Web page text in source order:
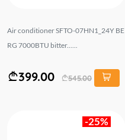
Air conditioner SFTO-07HN1_24Y BE
RG 7000BTU bitter......
399.00 545.00
-25%